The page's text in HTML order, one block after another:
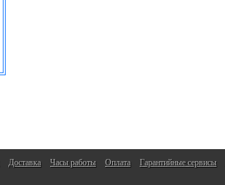
Доставка Часы работы Оплата Гарантийные сервисы